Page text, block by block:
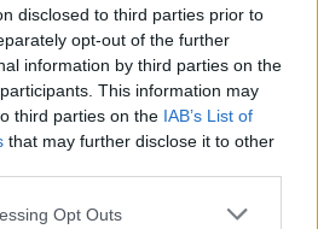
disclosed to third parties prior to
opt-out of the further
information by third parties on the
This information may
third parties on the IAB’s List of
that may further disclose it to other
Opt Outs
18008123
www.mugyujtokhaza.hu
nyitottuk meg Galériánkat
Célunk, hogy az eladók optimális
minden második héten,